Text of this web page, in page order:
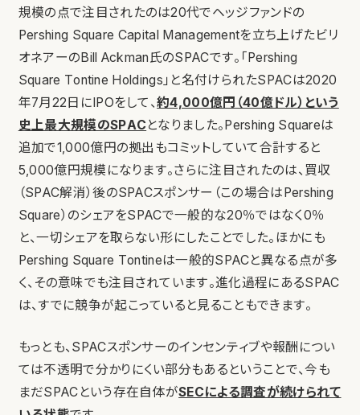
規模の点で注目されたのは20代でヘッジファンドの
Pershing Square Capital Managementを立ち上げたビリ
オネアーのBill Ackman氏のSPACです。「Pershing
Square Tontine Holdings」と名付けられたSPACは2020
年7月22日にIPOをして、約4,000億円（40億ドル）という
史上最大規模のSPACとなりました。Pershing Squareは
追加で1,000億円の拠出もコミットしていて合計すると
5,000億円規模になります。さらに注目されたのは、買収
（SPAC解消）後のSPACスポンサー（この場合はPershing
Square）のシェアをSPACで一般的な20％ではなく0％
と、一切シェアを取らない形にしたことでした。ほかにも
Pershing Square Tontineは一般的SPACと異なる点が多
く、その意味でも注目されています。進化過程にあるSPAC
は、すでに競争が起こっていると見ることもできます。
もっとも、SPACスポンサーのインセンティブや報酬につい
ては不透明で分かりにくい部分もあるということで、今も
まだSPACという存在自体がSECによる調査が続けられて